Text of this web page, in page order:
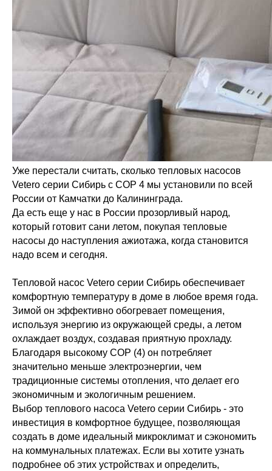
Уже перестали считать, сколько тепловых насосов
Vetero серии Сибирь с СОР 4 мы установили по всей
России от Камчатки до Калининграда.
Да есть еще у нас в России прозорливый народ,
который готовит сани летом, покупая тепловые
насосы до наступления ажиотажа, когда становится
надо всем и сегодня.
Тепловой насос Vetero серии Сибирь обеспечивает
комфортную температуру в доме в любое время года.
Зимой он эффективно обогревает помещения,
используя энергию из окружающей среды, а летом
охлаждает воздух, создавая приятную прохладу.
Благодаря высокому COP (4) он потребляет
значительно меньше электроэнергии, чем
традиционные системы отопления, что делает его
экономичным и экологичным решением.
Выбор теплового насоса Vetero серии Сибирь - это
инвестиция в комфортное будущее, позволяющая
создать в доме идеальный микроклимат и сэкономить
на коммунальных платежах. Если вы хотите узнать
подробнее об этих устройствах и определить,